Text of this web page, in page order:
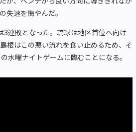
失速を悔やんだ。
3連敗となった。琉球は地区首位へ向け
根はこの悪い流れを食い止めるため、そ
水曜ナイトゲームに臨むことになる。